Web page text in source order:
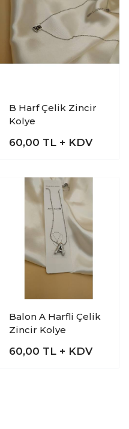
B Harf Çelik Zincir
Kolye
60,00 TL + KDV
Balon A Harfli Çelik
Zincir Kolye
60,00 TL + KDV